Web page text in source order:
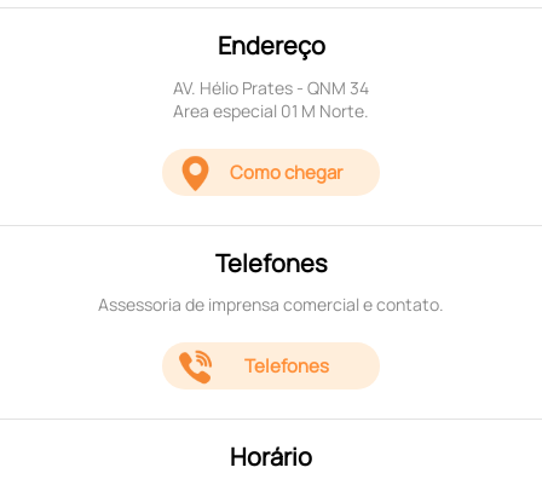
Endereço
AV. Hélio Prates - QNM 34
Area especial 01 M Norte.
Como chegar
Telefones
Assessoria de imprensa comercial e contato.
Telefones
Horário